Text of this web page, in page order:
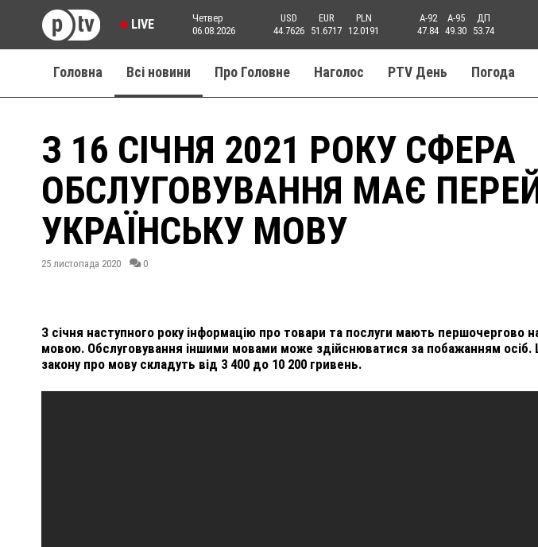
LIVE
Четвер
06.08.2026
USD
44.7626
EUR
51.6717
PLN
12.0191
A-92
47.84
A-95
49.30
ДП
53.74
Головна Всі новини Про Головне Наголос PTV День Погода
З 16 СІЧНЯ 2021 РОКУ СФЕРА
ОБСЛУГОВУВАННЯ МАЄ
УКРАЇНСЬКУ МОВУ
25 листопада 2020 0
З січня наступного року інформацію про товари та послуги мають першочергово
мовою. Обслуговування іншими мовами може здійснюватися за побажанням
закону про мову складуть від 3 400 до 10 200 гривень.